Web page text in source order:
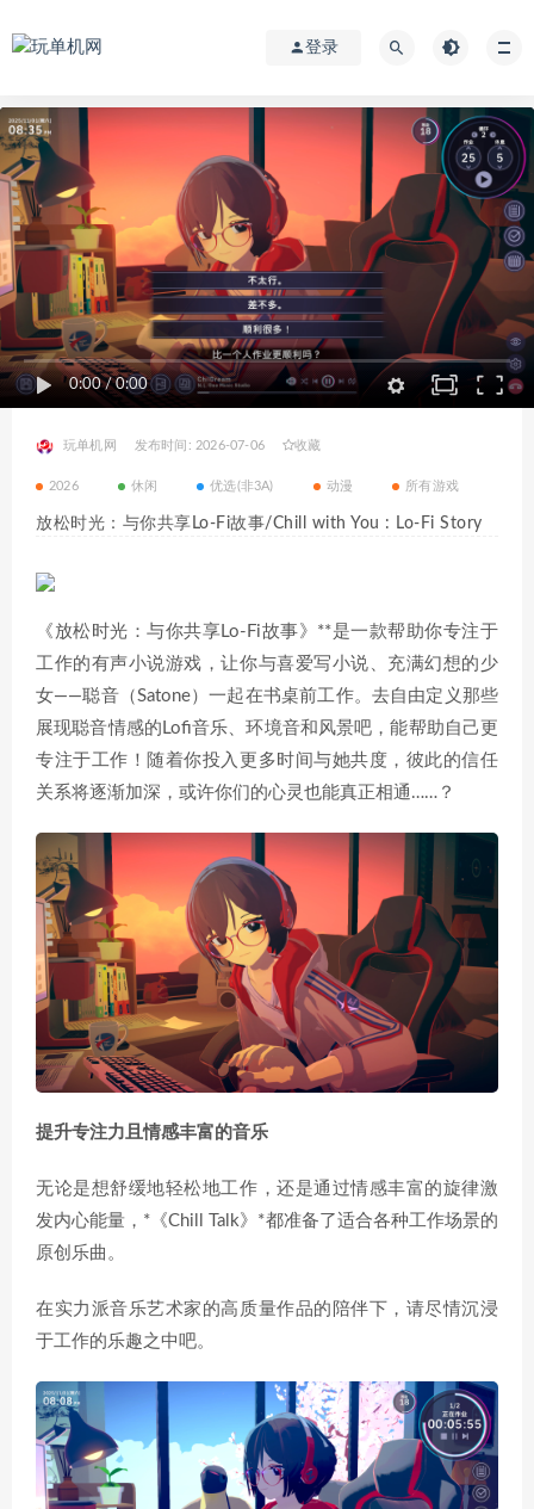
登录
0:00/0:00
玩单机网 发布时间: 2026-07-06 收藏
2026 休闲 优选(非3A) 动漫 所有游戏
放松时光：与你共享Lo-Fi故事/Chill with You : Lo-Fi Story
《放松时光：与你共享Lo-Fi故事》**是一款帮助你专注于
工作的有声小说游戏，让你与喜爱写小说、充满幻想的少
女——聪音（Satone）一起在书桌前工作。去自由定义那些
展现聪音情感的Lofi音乐、环境音和风景吧，能帮助自己更
专注于工作！随着你投入更多时间与她共度，彼此的信任
关系将逐渐加深，或许你们的心灵也能真正相通……？
提升专注力且情感丰富的音乐
无论是想舒缓地轻松地工作，还是通过情感丰富的旋律激
发内心能量，*《Chill Talk》*都准备了适合各种工作场景的
原创乐曲。
在实力派音乐艺术家的高质量作品的陪伴下，请尽情沉浸
于工作的乐趣之中吧。